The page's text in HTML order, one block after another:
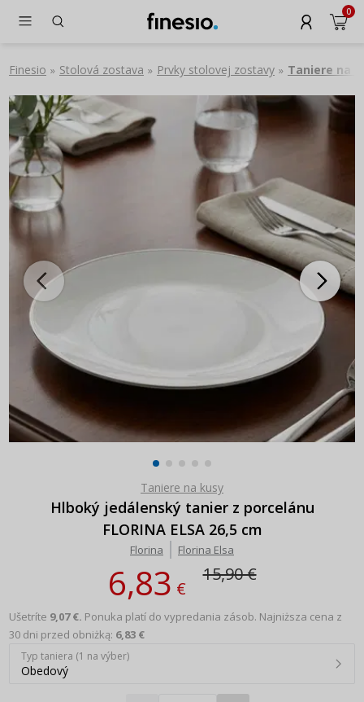
0
Finesio » Stolová zostava » Prvky stolovej zostavy » Taniere na
Taniere na kusy
Hlboký jedálenský tanier z porcelánu
FLORINA ELSA 26,5 cm
Florina Florina Elsa
6,83€
15,90 €
Ušetríte 9,07 €. Ponuka platí do vypredania zásob. Najniższa cena z
30 dni przed obniżką: 6,83 €
Typ taniera (1 na výber)
Obedový